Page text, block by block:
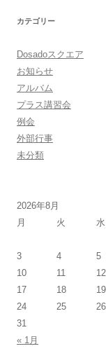
カテゴリー
Dosadoスクエア
お知らせ
アルバム
プラス講習会
例会
外部行事
未分類
2026年8月
月
火 水
« 1月
3
4 5
10
11 12
17
18 19
24
25 26
31